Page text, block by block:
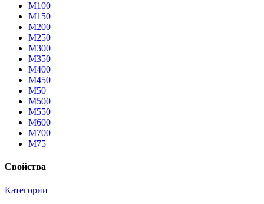
М100
М150
М200
М250
М300
М350
М400
М450
М50
М500
М550
М600
М700
М75
Свойства
Категории